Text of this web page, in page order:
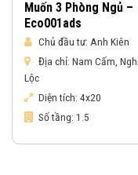
Muốn 3 Phòng Ngủ –
Eco001ads
Chủ đầu tư: Anh Kiên
Địa chỉ: Nam Cấm, Nghi
Lộc
Diện tích: 4x20
Số tầng: 1.5